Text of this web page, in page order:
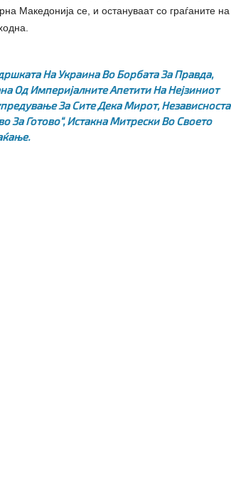
Македонија се, и остануваат со граѓаните на
На Украина Во Борбата За Правда,
Од Империјалните Апетити На Нејзиниот
За Сите Дека Мирот, Независноста
За Готово“, Истакна Митрески Во Своето